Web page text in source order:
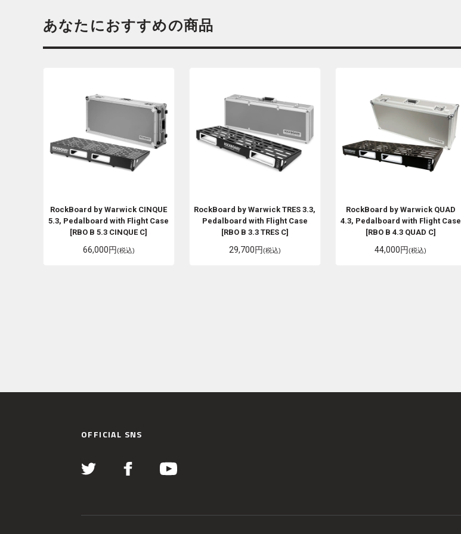
あなたにおすすめの商品
RockBoard by Warwick CINQUE
5.3, Pedalboard with Flight Case
[RBO B 5.3 CINQUE C]
66,000円(税込)
RockBoard by WarwickTRES 3.3,
Pedalboard with Flight Case
[RBO B 3.3 TRES C]
29,700円(税込)
RockBoard by Warwick QUAD
4.3, Pedalboard with Flight Case
[RBO B 4.3 QUAD C]
44,000円(税込)
OFFICIAL SNS